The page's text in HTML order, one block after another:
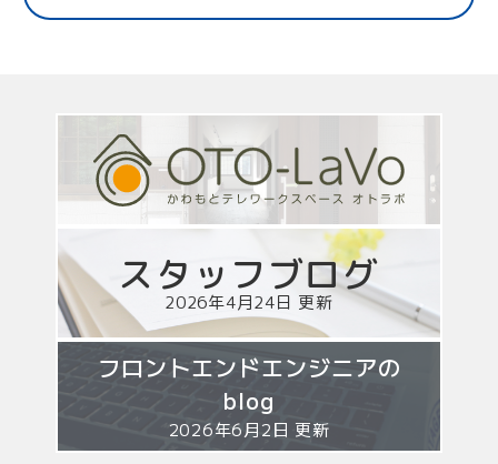
スタッフ ブログ
2026年4月24日 更新
フロントエンドエンジニアの
blog
2026年6月2日 更新